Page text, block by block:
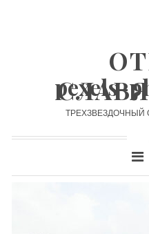
ТРЕХЗВЕЗДОЧНЫЙ
pexels-